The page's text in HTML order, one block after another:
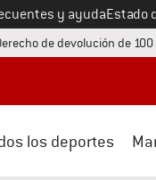
y ayudaEstado
en una ventana de
de devolución de
los deportes